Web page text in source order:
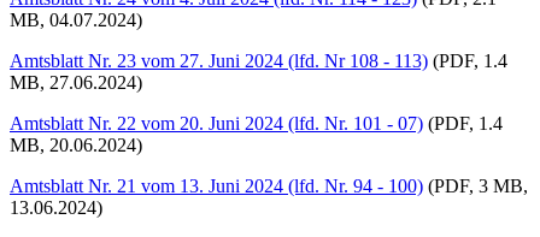
MB, 04.07.2024)
Amtsblatt Nr. 23 vom 27. Juni 2024 (lfd. Nr 108 - 113) (PDF, 1.4
MB, 27.06.2024)
Amtsblatt Nr. 22 vom 20. Juni 2024 (lfd. Nr. 101 - 07) (PDF, 1.4
MB, 20.06.2024)
Amtsblatt Nr. 21 vom 13. Juni 2024 (lfd. Nr. 94 - 100) (PDF, 3 MB,
13.06.2024)